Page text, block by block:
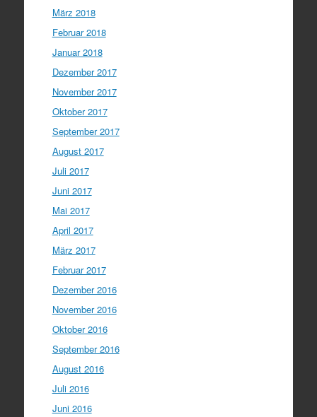
März 2018
Februar 2018
Januar 2018
Dezember 2017
November 2017
Oktober 2017
September 2017
August 2017
Juli 2017
Juni 2017
Mai 2017
April 2017
März 2017
Februar 2017
Dezember 2016
November 2016
Oktober 2016
September 2016
August 2016
Juli 2016
Juni 2016